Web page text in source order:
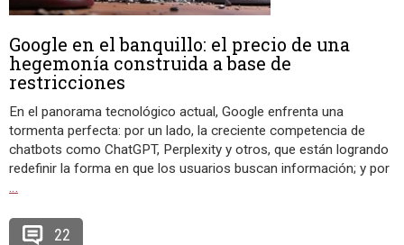
Google en el banquillo: el precio de una
hegemonía construida a base de
restricciones
En el panorama tecnológico actual, Google enfrenta una
tormenta perfecta: por un lado, la creciente competencia de
chatbots como ChatGPT, Perplexity y otros, que están logrando
redefinir la forma en que los usuarios buscan información; y por
…
22